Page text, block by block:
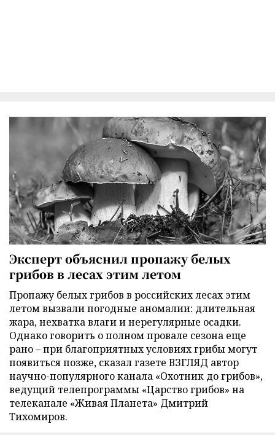
Эксперт объяснил пропажу белых
грибов в лесах этим летом
Пропажу белых грибов в российских лесах этим
летом вызвали погодные аномалии: длительная
жара, нехватка влаги и нерегулярные осадки.
Однако говорить о полном провале сезона еще
рано – при благоприятных условиях грибы могут
появиться позже, сказал газете ВЗГЛЯД автор
научно-популярного канала «Охотник до грибов»,
ведущий телепрограммы «Царство грибов» на
телеканале «Живая Планета» Дмитрий
Тихомиров.